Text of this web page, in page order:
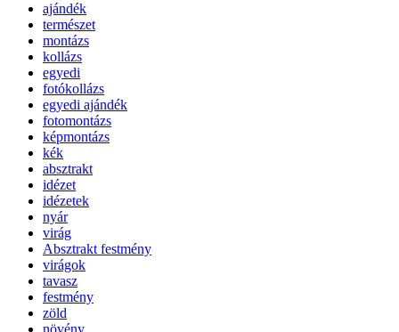
ajándék
természet
montázs
kollázs
egyedi
fotókollázs
egyedi ajándék
fotomontázs
képmontázs
kék
absztrakt
idézet
idézetek
nyár
virág
Absztrakt festmény
virágok
tavasz
festmény
zöld
növény